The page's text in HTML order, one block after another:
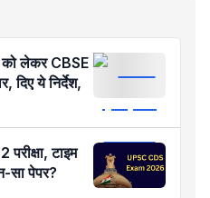
को लेकर CBSE
दिए ये निर्देश,
टाइम
सा पेपर?